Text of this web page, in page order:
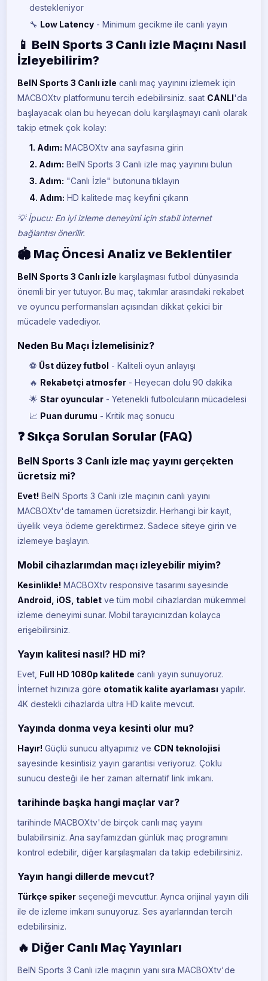
destekleniyor
🔧 Low Latency - Minimum gecikme ile canlı yayın
📱 BeIN Sports 3 Canlı izle Maçını Nasıl
İzleyebilirim?
BeIN Sports 3 Canlı izle canlı maç yayınını izlemek için
MACBOXtv platformunu tercih edebilirsiniz. saat CANLI'da
başlayacak olan bu heyecan dolu karşılaşmayı canlı olarak
takip etmek çok kolay:
1. Adım: MACBOXtv ana sayfasına girin
2. Adım: BeIN Sports 3 Canlı izle maç yayınını bulun
3. Adım: "Canlı İzle" butonuna tıklayın
4. Adım: HD kalitede maç keyfini çıkarın
💡 İpucu: En iyi izleme deneyimi için stabil internet
bağlantısı önerilir.
🏟️ Maç Öncesi Analiz ve Beklentiler
BeIN Sports 3 Canlı izle karşılaşması futbol dünyasında
önemli bir yer tutuyor. Bu maç, takımlar arasındaki rekabet
ve oyuncu performansları açısından dikkat çekici bir
mücadele vadediyor.
Neden Bu Maçı İzlemelisiniz?
⚽ Üst düzey futbol - Kaliteli oyun anlayışı
🔥 Rekabetçi atmosfer - Heyecan dolu 90 dakika
🌟 Star oyuncular - Yetenekli futbolcuların mücadelesi
📈 Puan durumu - Kritik maç sonucu
❓ Sıkça Sorulan Sorular (FAQ)
BeIN Sports 3 Canlı izle maç yayını gerçekten
ücretsiz mi?
Evet! BeIN Sports 3 Canlı izle maçının canlı yayını
MACBOXtv'de tamamen ücretsizdir. Herhangi bir kayıt,
üyelik veya ödeme gerektirmez. Sadece siteye girin ve
izlemeye başlayın.
Mobil cihazlarımdan maçı izleyebilir miyim?
Kesinlikle! MACBOXtv responsive tasarımı sayesinde
Android, iOS, tablet ve tüm mobil cihazlardan mükemmel
izleme deneyimi sunar. Mobil tarayıcınızdan kolayca
erişebilirsiniz.
Yayın kalitesi nasıl? HD mi?
Evet, Full HD 1080p kalitede canlı yayın sunuyoruz.
İnternet hızınıza göre otomatik kalite ayarlaması yapılır.
4K destekli cihazlarda ultra HD kalite mevcut.
Yayında donma veya kesinti olur mu?
Hayır! Güçlü sunucu altyapımız ve CDN teknolojisi
sayesinde kesintisiz yayın garantisi veriyoruz. Çoklu
sunucu desteği ile her zaman alternatif link imkanı.
tarihinde başka hangi maçlar var?
tarihinde MACBOXtv'de birçok canlı maç yayını
bulabilirsiniz. Ana sayfamızdan günlük maç programını
kontrol edebilir, diğer karşılaşmaları da takip edebilirsiniz.
Yayın hangi dillerde mevcut?
Türkçe spiker seçeneği mevcuttur. Ayrıca orijinal yayın dili
ile de izleme imkanı sunuyoruz. Ses ayarlarından tercih
edebilirsiniz.
🔥 Diğer Canlı Maç Yayınları
BeIN Sports 3 Canlı izle maçının yanı sıra MACBOXtv'de